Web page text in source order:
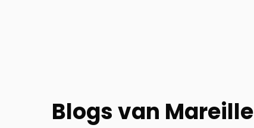
Blogs van Mareille